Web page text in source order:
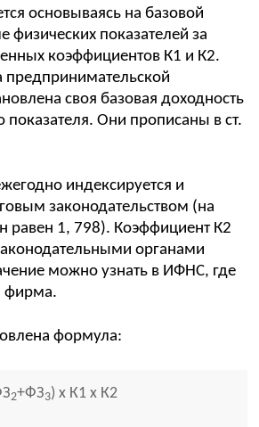
основываясь на базовой
физических показателей за
коэффициентов К1 и К2.
своя базовая доходность
показателя. Они прописаны в ст.
индексируется и
законодательством (на
равен 1, 798). Коэффициент К2
органами
можно узнать в ИФНС, где
фирма.
формула:
2+ФЗ3) х К1 х К2